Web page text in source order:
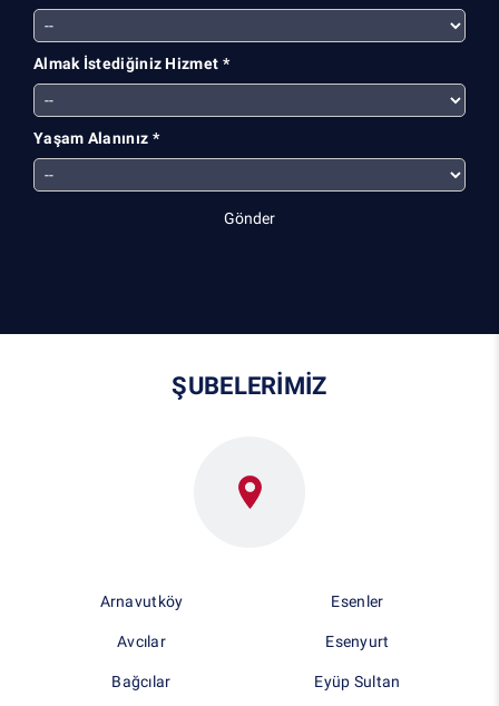
Almak İstediğiniz Hizmet *
Yaşam Alanınız *
Gönder
ŞUBELERİMİZ
Arnavutköy Esenler
Avcılar Esenyurt
Bağcılar Eyüp Sultan